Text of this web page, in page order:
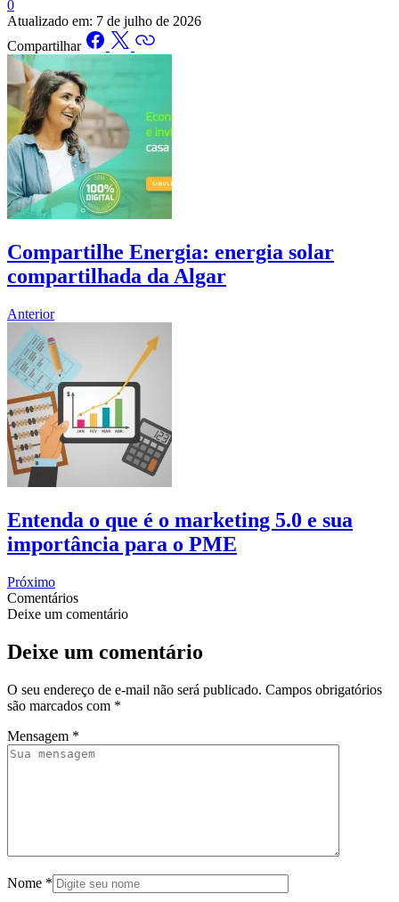
0
Atualizado em: 7 de julho de 2026
Compartilhar
Compartilhe Energia: energia solar
compartilhada da Algar
Anterior
Entenda o que é o marketing 5.0 e sua
importância para o PME
Próximo
Comentários
Deixe um comentário
Deixe um comentário
O seu endereço de e-mail não será publicado. Campos obrigatórios
são marcados com *
Mensagem *
Nome *